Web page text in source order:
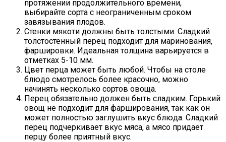
протяжении продолжительного времени,
выбирайте сорта с неограниченным сроком
завязывания плодов.
Стенки мякоти должны быть толстыми. Сладкий
толстостенный перец подходит для маринования,
фаршировки. Идеальная толщина варьируется в
отметках 5-10 мм.
Цвет перца может быть любой. Чтобы на столе
блюдо смотрелось более красочно, можно
начинять несколько сортов овоща.
Перец обязательно должен быть сладким. Горький
овощ не подходит для фарширования, так как он
может полностью заглушить вкус блюда. Сладкий
перец подчеркивает вкус мяса, а мясо придает
перцу более приятный вкус.